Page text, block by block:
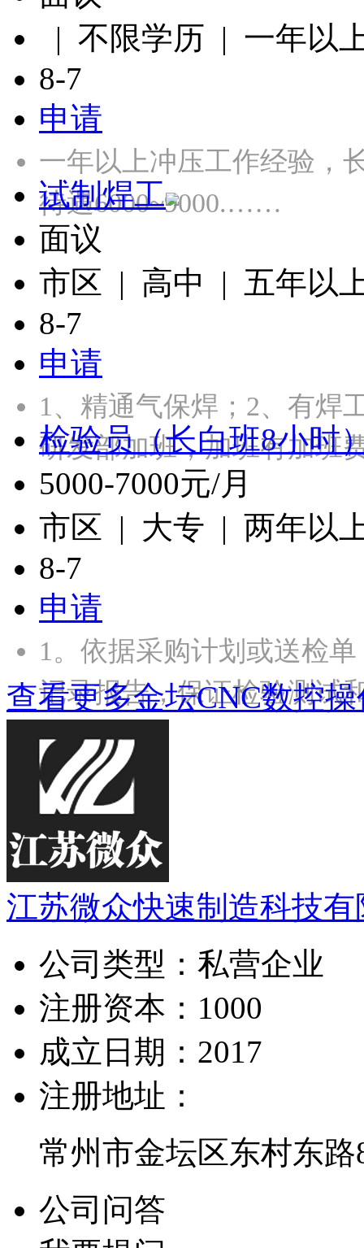
| 不限学历 | 一年以
8-7
申请
一年以上冲压工作经验，
待遇6000~9000.……
试制焊工
面议
市区 | 高中 | 五年以
8-7
申请
1、精通气保焊；2、有焊
研发部加班，加班有加
检验员（长白班8小时
5000-7000元/月
市区 | 大专 | 两年以
8-7
申请
1。依据采购计划或送检
记录报告，保证检验测
查看更多金坛CNC数控
江苏微众快速制造科技有
公司类型： 私营企业
注册资本： 1000
成立日期： 2017
注册地址：
常州市金坛区东村东路
公司问答